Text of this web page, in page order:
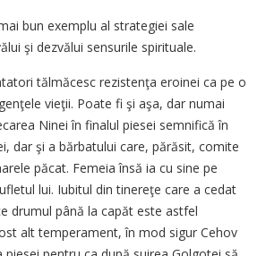
bun exemplu al strategiei sale
şi dezvălui sensurile spirituale.
tălmăcesc rezistenţa eroinei ca pe o
vieţii. Poate fi şi aşa, dar numai
Ninei în finalul piesei semnifică în
dar şi a bărbatului care, părăsit, comite
păcat. Femeia însă ia cu sine pe
lui. Iubitul din tinereţe care a cedat
drumul până la capăt este astfel
alt temperament, în mod sigur Cehov